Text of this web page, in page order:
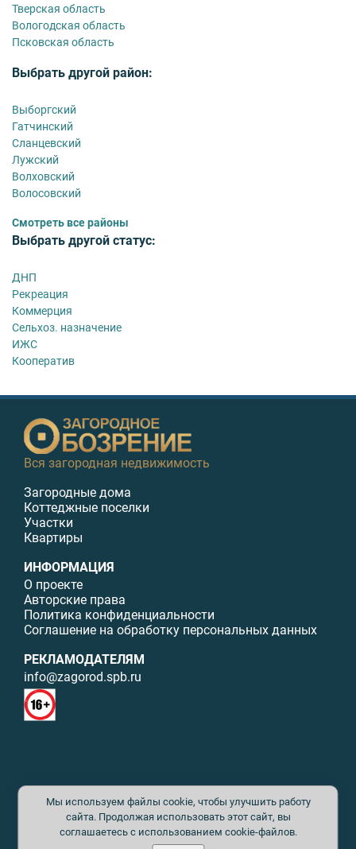
Тверская область
Вологодская область
Псковская область
Выбрать другой район:
Выборгский
Гатчинский
Сланцевский
Лужский
Волховский
Волосовский
Смотреть все районы
Выбрать другой статус:
ДНП
Рекреация
Коммерция
Сельхоз. назначение
ИЖС
Кооператив
Вся загородная недвижимость
Загородные дома
Коттеджные поселки
Участки
Квартиры
ИНФОРМАЦИЯ
О проекте
Авторские права
Политика конфиденциальности
Соглашение на обработку персональных данных
РЕКЛАМОДАТЕЛЯМ
info@zagorod.spb.ru
© ИП Малыщева Б.Л. Все права защищены. Перепечатка материалов
данного сайта возможна только с письменного разрешения. При
цитировании ссылка на www.zagorod.spb.ru обязательна. Редакция не
несет ответственности за содержание рекламных материалов. Все
рекламируемые товары и услуги имеют необходимые сертификаты и
Мы используем файлы cookie, чтобы улучшить работу
сайта. Продолжая использовать этот сайт, вы
соглашаетесь с использованием cookie-файлов.